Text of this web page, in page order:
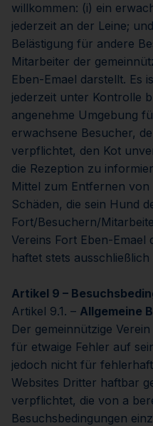
willkommen: (i) ein
jederzeit an der Leine;
Belästigung für andere
Mitarbeiter der
Eben-Emael darstellt. Es
jederzeit unter Kontrolle
angenehme Umgebung
erwachsene Besucher,
verpflichtet, den Kot
die Rezeption zu
Mittel zum Entfernen
Schäden, die sein Hund
Fort/Besuchern/
Vereins Fort Eben-
haftet stets
Artikel 9 –
Artikel 9.1. – Allgemeine
Der gemeinnützige
für etwaige Fehler auf
jedoch nicht für
Websites Dritter haftbar
verpflichtet, die von a
Besuchsbedingungen